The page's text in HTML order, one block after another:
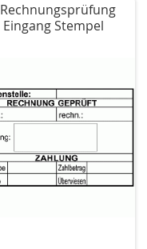
Rechnungsprüfung
Eingang Stempel